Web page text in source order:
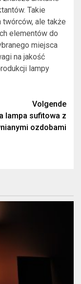
Takie
ale także
elementów do
miejsca
na jakość
lampy
Volgende
lampa sufitowa z
ozdobami